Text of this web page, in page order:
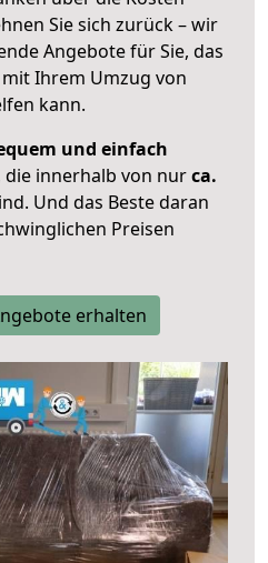
Sie sich zurück – wir
Angebote für Sie, das
mit Ihrem Umzug von
kann.
und einfach
die innerhalb von nurca.
Und das Beste daran
Preisen
erhalten